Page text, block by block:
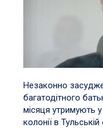
Незаконно
багатодітного
місяця утримують
колонії в Тульській